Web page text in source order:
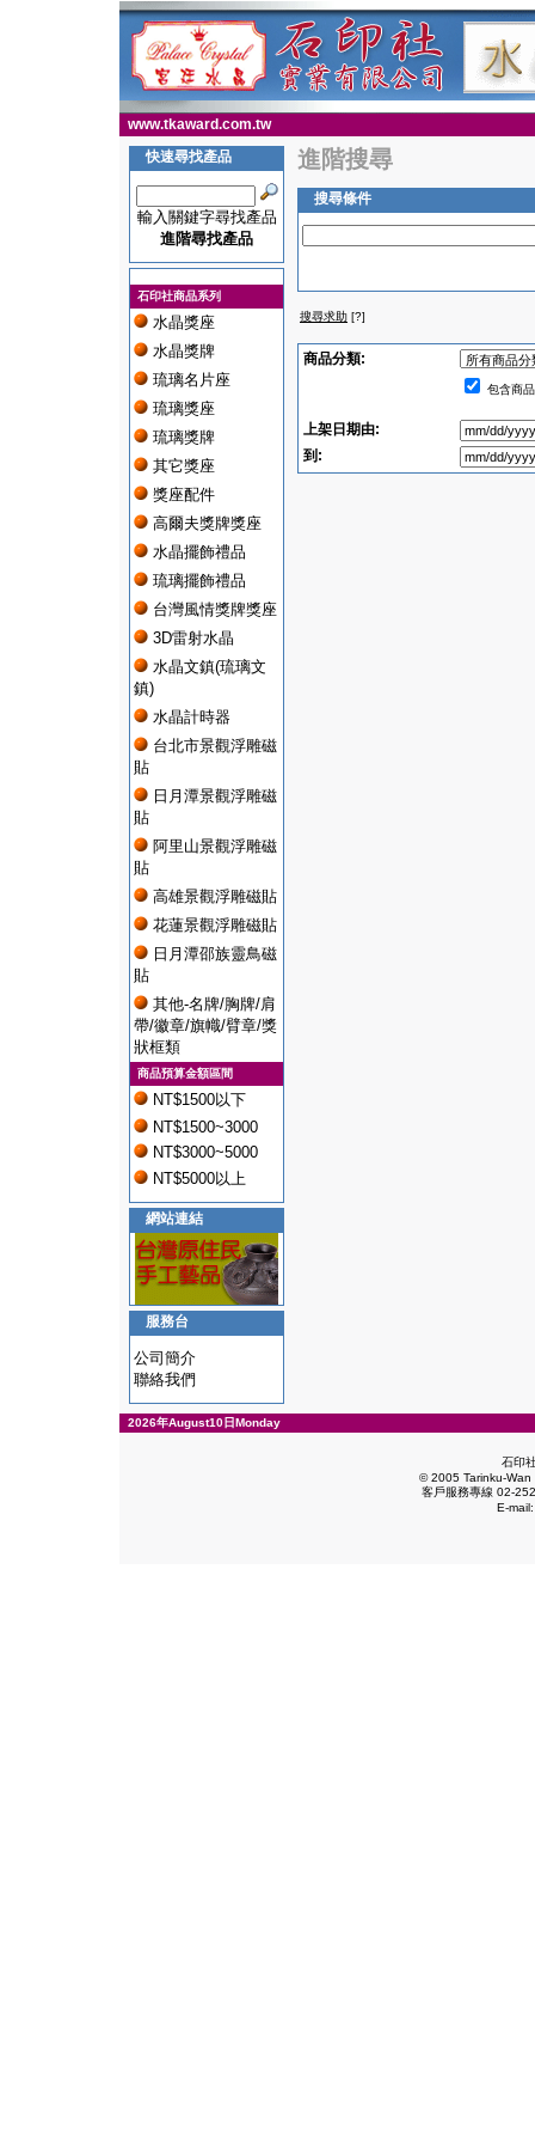
www.tkaward.com.tw
快速尋找產品
輸入關鍵字尋找產品
進階尋找產品
石印社商品系列
水晶獎座
水晶獎牌
琉璃名片座
琉璃獎座
琉璃獎牌
其它獎座
獎座配件
高爾夫獎牌獎座
水晶擺飾禮品
琉璃擺飾禮品
台灣風情獎牌獎座
3D雷射水晶
水晶文鎮(琉璃文
鎮)
水晶計時器
台北市景觀浮雕磁
貼
日月潭景觀浮雕磁
貼
阿里山景觀浮雕磁
貼
高雄景觀浮雕磁貼
花蓮景觀浮雕磁貼
日月潭邵族靈鳥磁
貼
其他-名牌/胸牌/肩
帶/徽章/旗幟/臂章/獎
狀框類
商品預算金額區間
NT$1500以下
NT$1500~3000
NT$3000~5000
NT$5000以上
網站連結
服務台
公司簡介
聯絡我們
進階搜尋
搜尋條件
搜尋求助 [?]
商品分類:
包含商
上架日期由:
到:
2026年August10日Monday
石印
© 2005 Tarinku-Wan
客戶服務專線 02-
E-